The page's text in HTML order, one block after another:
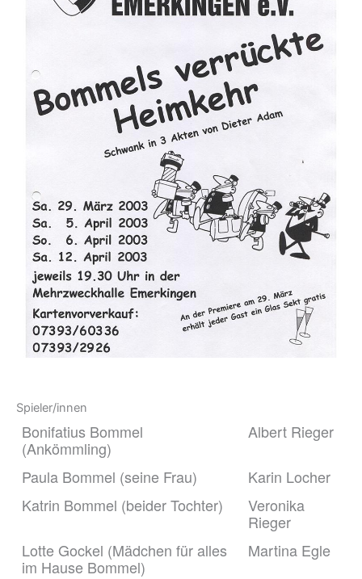
Spieler/innen
Bonifatius Bommel
(Ankömmling)
Albert Rieger
Paula Bommel (seine Frau)
Karin Locher
Katrin Bommel (beider Tochter)
Veronika
Rieger
Lotte Gockel (Mädchen für alles
im Hause Bommel)
Martina Egle